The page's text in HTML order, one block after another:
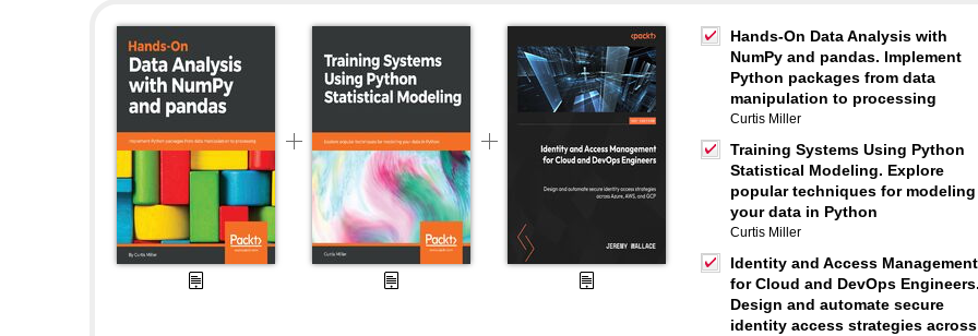
Hands-On Data Analysis with
NumPy and pandas. Implement
Python packages from data
manipulation to processing
Curtis Miller
Training Systems Using Python
Statistical Modeling. Explore
popular techniques for modeling
your data in Python
Curtis Miller
Identity and Access Management
for Cloud and DevOps Engineers.
Design and automate secure
identity access strategies across